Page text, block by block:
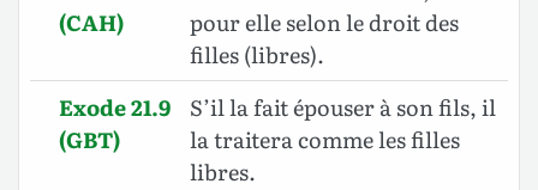
(CAH)
pour elle selon le droit des
filles (libres).
Exode 21.9
(GBT)
S’il la fait épouser à son fils, il
la traitera comme les filles
libres.